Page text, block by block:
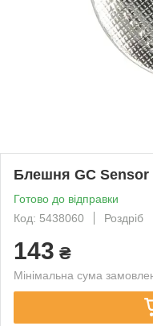
Блешня GC Sensor
Готово до відправки
Код: 5438060
Роздріб
143 ₴
Мінімальна сума